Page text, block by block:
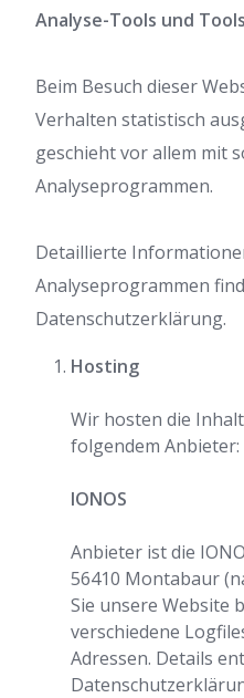
Analyse-Tools und
Beim Besuch dieser
Verhalten statistisch
geschieht vor allem mit
Analyseprogrammen.
Detaillierte
Analyseprogrammen
Datenschutzerklärung.
Hosting
Wir hosten die
folgendem Anbieter:
IONOS
Anbieter ist die
56410 Montabaur
Sie unsere Website
verschiedene
Adressen. Details